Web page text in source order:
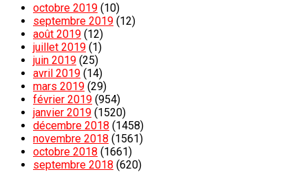
octobre 2019 (10)
septembre 2019 (12)
août 2019 (12)
juillet 2019 (1)
juin 2019 (25)
avril 2019 (14)
mars 2019 (29)
février 2019 (954)
janvier 2019 (1520)
décembre 2018 (1458)
novembre 2018 (1561)
octobre 2018 (1661)
septembre 2018 (620)